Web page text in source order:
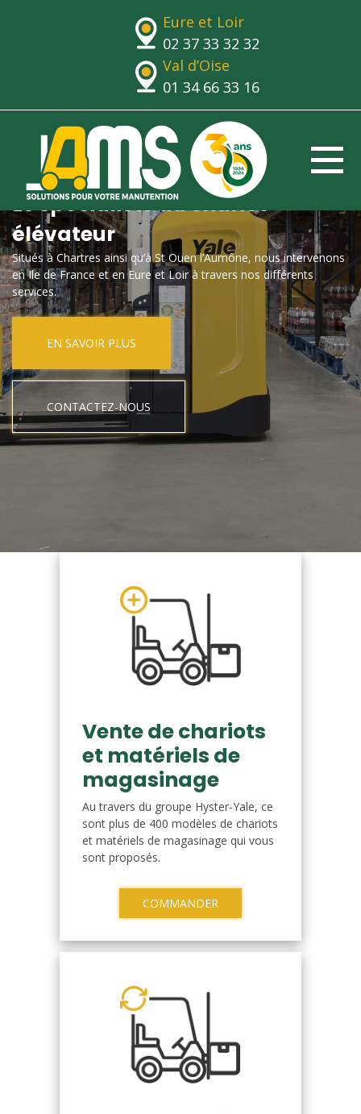
Eure et Loir
02 37 33 32 32
Val d’Oise
01 34 66 33 16
Le spécialiste du chariot
élévateur
Situés à Chartres ainsi qu’à St Ouen l’Aumône, nous intervenons
en Ile de France et en Eure et Loir à travers nos différents
services.
EN SAVOIR PLUS
CONTACTEZ-NOUS
Vente de chariots
et matériels de
magasinage
Au travers du groupe Hyster-Yale, ce
sont plus de 400 modèles de chariots
et matériels de magasinage qui vous
sont proposés.
COMMANDER